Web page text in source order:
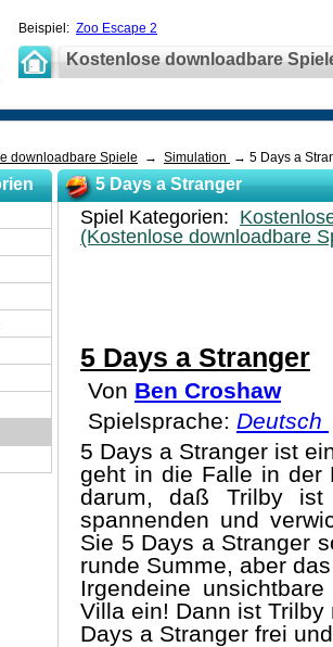
Beispiel: Zoo Escape 2
Kostenlose downloadbare
downloadbare Spiele → Simulation → 5 Days a
5 Days a Stranger
Spiel Kategorien:
(Kostenlose downloadbare
5 Days a Stranger
Von Ben Croshaw
Spielsprache: Deutsch
5 Days a Stranger ist
geht in die Falle in der
darum, daß Trilby
spannenden und
Sie 5 Days a Stranger
runde Summe, aber
Irgendeine
Villa ein! Dann ist
Days a Stranger frei